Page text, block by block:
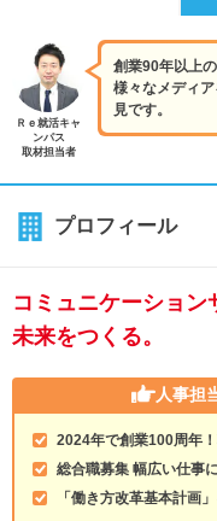
創業90年以上
様々なメディ
見です。
Ｒｅ就活キャ
ンパス
取材担当者
プロフィール
コミュニケーション
未来をつくる。
人事担
2024年で創業100周年
総合職募集 幅広い仕事
「働き方改革基本計画